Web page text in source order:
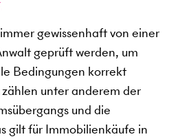
gewissenhaft von einer
geprüft werden, um
Bedingungen korrekt
unter anderem der
und die
gilt für Immobilienkäufe in